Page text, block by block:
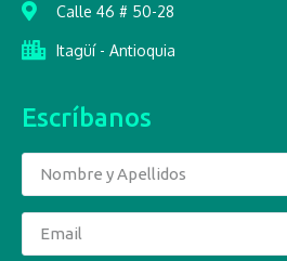
Calle 46 # 50-28
Itagüí - Antioquia
Escríbanos